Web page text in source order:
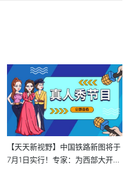
【天天新视野】中国铁路新图将于
7月1日实行！专家：为西部大开发